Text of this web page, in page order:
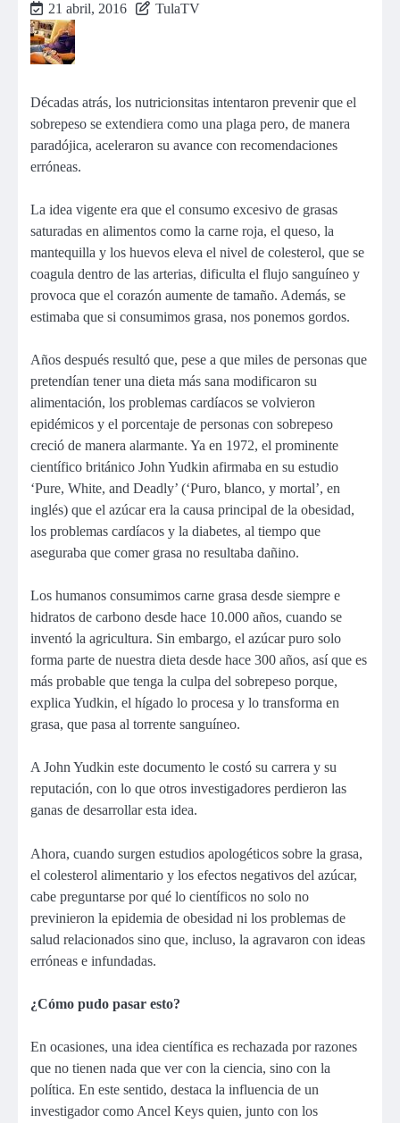
21 abril, 2016 TulaTV
Décadas atrás, los nutricionsitas intentaron prevenir que el
sobrepeso se extendiera como una plaga pero, de manera
paradójica, aceleraron su avance con recomendaciones
erróneas.
La idea vigente era que el consumo excesivo de grasas
saturadas en alimentos como la carne roja, el queso, la
mantequilla y los huevos eleva el nivel de colesterol, que se
coagula dentro de las arterias, dificulta el flujo sanguíneo y
provoca que el corazón aumente de tamaño. Además, se
estimaba que si consumimos grasa, nos ponemos gordos.
Años después resultó que, pese a que miles de personas que
pretendían tener una dieta más sana modificaron su
alimentación, los problemas cardíacos se volvieron
epidémicos y el porcentaje de personas con sobrepeso
creció de manera alarmante. Ya en 1972, el prominente
científico británico John Yudkin afirmaba en su estudio
‘Pure, White, and Deadly’ (‘Puro, blanco, y mortal’, en
inglés) que el azúcar era la causa principal de la obesidad,
los problemas cardíacos y la diabetes, al tiempo que
aseguraba que comer grasa no resultaba dañino.
Los humanos consumimos carne grasa desde siempre e
hidratos de carbono desde hace 10.000 años, cuando se
inventó la agricultura. Sin embargo, el azúcar puro solo
forma parte de nuestra dieta desde hace 300 años, así que es
más probable que tenga la culpa del sobrepeso porque,
explica Yudkin, el hígado lo procesa y lo transforma en
grasa, que pasa al torrente sanguíneo.
A John Yudkin este documento le costó su carrera y su
reputación, con lo que otros investigadores perdieron las
ganas de desarrollar esta idea.
Ahora, cuando surgen estudios apologéticos sobre la grasa,
el colesterol alimentario y los efectos negativos del azúcar,
cabe preguntarse por qué lo científicos no solo no
previnieron la epidemia de obesidad ni los problemas de
salud relacionados sino que, incluso, la agravaron con ideas
erróneas e infundadas.
¿Cómo pudo pasar esto?
En ocasiones, una idea científica es rechazada por razones
que no tienen nada que ver con la ciencia, sino con la
política. En este sentido, destaca la influencia de un
investigador como Ancel Keys quien, junto con los